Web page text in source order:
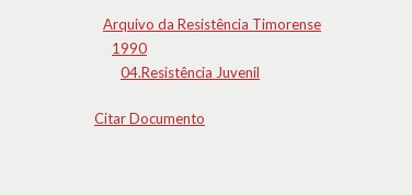
Arquivo da Resistência Timorense
1990
04.Resistência Juvenil
Citar Documento